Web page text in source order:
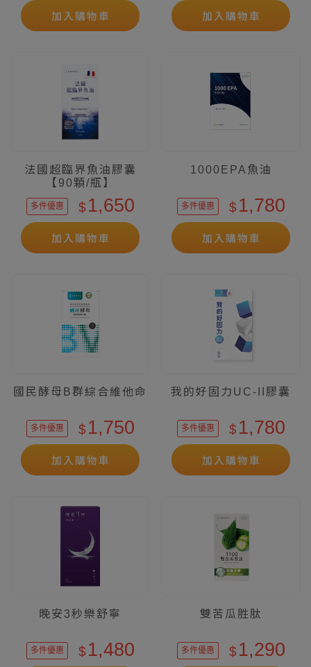
加入購物車 加入購物車
法國超臨界魚油膠囊
【90顆/瓶】
多件優惠 $ 1,650
加入購物車
1000EPA魚油
多件優惠 $ 1,780
加入購物車
國民酵母B群綜合維他命
多件優惠 $ 1,750
加入購物車
我的好固力UC-II膠囊
多件優惠 $ 1,780
加入購物車
晚安3秒樂舒寧
多件優惠 $ 1,480
雙苦瓜胜肽
多件優惠 $ 1,290